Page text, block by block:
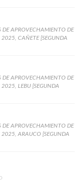
DE APROVECHAMIENTO DE
2025, CAÑETE [SEGUNDA
DE APROVECHAMIENTO DE
2025, LEBU [SEGUNDA
DE APROVECHAMIENTO DE
2025, ARAUCO [SEGUNDA